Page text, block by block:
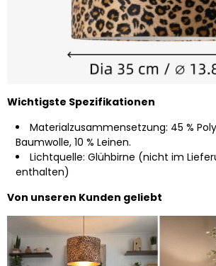
Wichtigste Spezifikationen
Materialzusammensetzung: 45 %
Baumwolle, 10 % Leinen.
Lichtquelle: Glühbirne (nicht im
enthalten)
Von unseren Kunden geliebt